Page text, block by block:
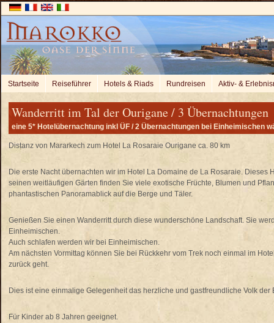
Startseite Reiseführer Hotels & Riads Rundreisen Aktiv- &
Wanderritt im Tal der Ourigane / 3 Übernachtungen
eine 5* Hotelübernachtung inkl ÜF / 2 Übernachtungen bei Einheimischen
Distanz von Mararkech zum Hotel La Rosaraie Ourigane ca. 80 km
Die erste Nacht übernachten wir im Hotel La Domaine de La Rosaraie. Dieses
seinen weitläufigen Gärten finden Sie viele exotische Früchte, Blumen und
phantastischen Panoramablick auf die Berge und Täler.
Genießen Sie einen Wanderritt durch diese wunderschöne Landschaft. Sie
Einheimischen.
Auch schlafen werden wir bei Einheimischen.
Am nächsten Vormittag können Sie bei Rückkehr vom Trek noch einmal im
zurück geht.
Dies ist eine einmalige Gelegenheit das herzliche und gastfreundliche Volk der
Für Kinder ab 8 Jahren geeignet.